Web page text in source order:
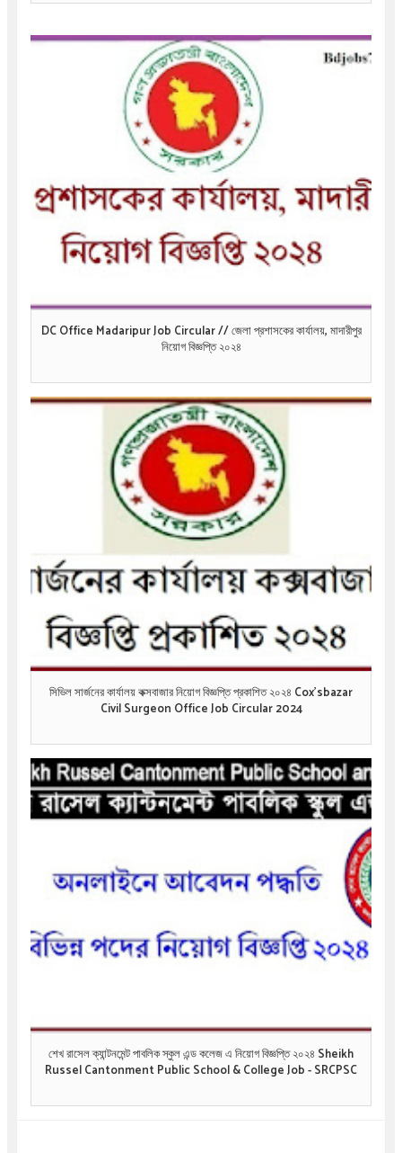
DC Office Madaripur Job Circular // জেলা প্রশাসকের কার্যালয়, মাদারীপুর
নিয়োগ বিজ্ঞপ্তি ২০২৪
সিভিল সার্জনের কার্যালয় কক্সবাজার নিয়োগ বিজ্ঞপ্তি প্রকাশিত ২০২৪ Cox'sbazar
Civil Surgeon Office Job Circular 2024
শেখ রাসেল ক্যান্টনমেন্ট পাবলিক স্কুল এন্ড কলেজ এ নিয়োগ বিজ্ঞপ্তি ২০২৪ Sheikh
Russel Cantonment Public School & College Job - SRCPSC